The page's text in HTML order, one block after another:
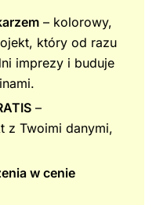
– kolorowy,
który od razu
imprezy i buduje
–
z Twoimi danymi,
w cenie